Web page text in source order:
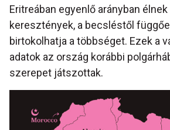
Eritreában egyenlő arányban
keresztények, a becsléstől
birtokolhatja a többséget. Ezek a
adatok az ország korábbi
szerepet játszottak.